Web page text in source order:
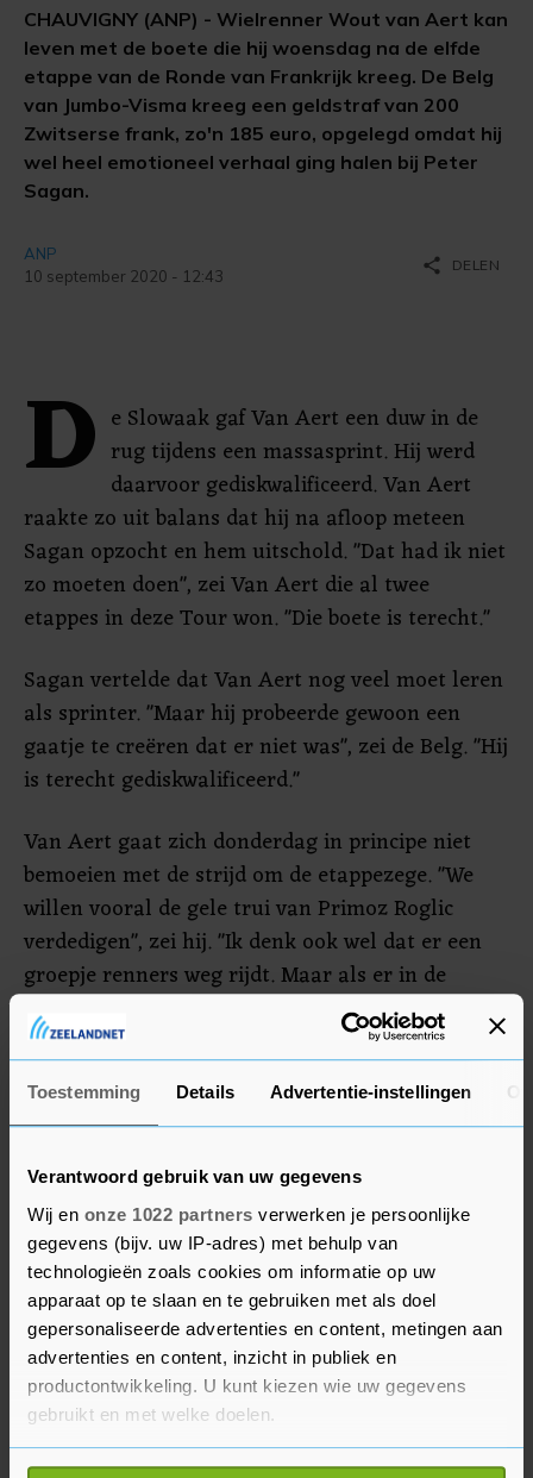
Toestemming Details Advertentie-instellingen
Verantwoord gebruik van uw gegevens
Wij en onze 1022 partners verwerken je persoonlijke
gegevens (bijv. uw IP-adres) met behulp van
technologieën zoals cookies om informatie op uw
apparaat op te slaan en te gebruiken met als doel
gepersonaliseerde advertenties en content, metingen aan
advertenties en content, inzicht in publiek en
productontwikkeling. U kunt kiezen wie uw gegevens
gebruikt en met welke doelen.
Als u het toestaat, willen we ook graag:
CHAUVIGNY (ANP) - Wielrenner Wout van Aert kan
leven met de boete die hij woensdag na de elfde
etappe van de Ronde van Frankrijk kreeg. De Belg
van Jumbo-Visma kreeg een geldstraf van 200
Zwitserse frank, zo'n 185 euro, opgelegd omdat hij
wel heel emotioneel verhaal ging halen bij Peter
Sagan.
ANP
10 september 2020 - 12:43
share DELEN
D e Slowaak gaf Van Aert een duw in de
rug tijdens een massasprint. Hij werd
daarvoor gediskwalificeerd. Van Aert
raakte zo uit balans dat hij na afloop meteen
Sagan opzocht en hem uitschold. "Dat had ik niet
zo moeten doen", zei Van Aert die al twee
etappes in deze Tour won. "Die boete is terecht."
Sagan vertelde dat Van Aert nog veel moet leren
als sprinter. "Maar hij probeerde gewoon een
gaatje te creëren dat er niet was", zei de Belg. "Hij
is terecht gediskwalificeerd."
Van Aert gaat zich donderdag in principe niet
bemoeien met de strijd om de etappezege. "We
willen vooral de gele trui van Primoz Roglic
verdedigen", zei hij. "Ik denk ook wel dat er een
groepje renners weg rijdt. Maar als er in de
laatste kilometers nog een kans voordoet, dan
moeten we maar zien. De etappe van vrijdag is
zwaar, ook dan zullen we er voor Roglic moeten
zijn."